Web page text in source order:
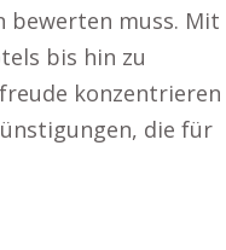
bewerten muss. Mit
bis hin zu
konzentrieren
die für